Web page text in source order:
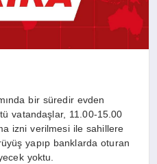
bir süredir evden
vatandaşlar, 11.00-15.00
izni verilmesi ile sahillere
yapıp banklarda oturan
yoktu.